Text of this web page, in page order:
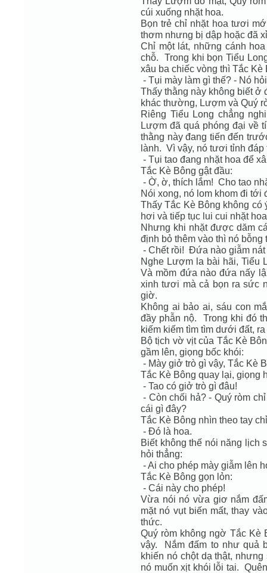
cúi xuống nhặt hoa.
Bọn trẻ chỉ nhặt hoa tươi
thơm nhưng bị dập hoặc đã
Chỉ một lát, những cánh
chỗ. Trong khi bọn Tiểu
xâu ba chiếc vòng thì Tắc Kè
- Tụi mày làm gì thế? - Nó
Thấy thằng này không biết ở
khác thường, Lượm và Quý
Riêng Tiểu Long chẳng
Lượm đã quá phóng đại về
thằng này đang tiến đến
lành. Vì vậy, nó tươi tỉnh đáp
- Tụi tao đang nhặt hoa để
Tắc Kè Bông gật đầu:
- Ờ, ờ, thích lắm! Cho tao
Nói xong, nó lom khom đi tới
Thấy Tắc Kè Bông không
hơi và tiếp tục lui cui nhặt
Nhưng khi nhặt được dăm
định bỏ thêm vào thì nó bỗng
- Chết rồi! Đứa nào giẫm nát
Nghe Lượm la bài hãi, Tiểu
Và mồm đứa nào đứa nấy
xinh tươi mà cả bọn ra sức
giờ.
Không ai bảo ai, sáu con
đầy phẫn nộ. Trong khi đó
kiếm kiếm tìm tìm dưới đất,
Bộ tịch vờ vịt của Tắc Kè
gầm lên, giọng bốc khói:
- Mày giở trò gì vậy, Tắc Kè
Tắc Kè Bông quay lại, giọng
- Tao có giở trò gì đâu!
- Còn chối hả? - Quý ròm
cái gì đây?
Tắc Kè Bông nhìn theo tay
- Đó là hoa.
Biết không thế nói năng lịch
hỏi thẳng:
- Ai cho phép mày giẫm lên
Tắc Kè Bông gọn lỏn:
- Cái này cho phép!
Vừa nói nó vừa giơ nắm
mặt nó vụt biến mất, thay
thức.
Quý ròm không ngờ Tắc Kè
vậy. Nắm đấm to như quả
khiến nó chột dạ thật,
nó muốn xịt khói lỗi tai.